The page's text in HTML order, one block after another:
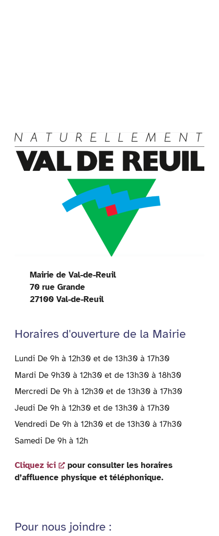
Mairie de Val-de-Reuil
70 rue Grande
27100 Val-de-Reuil
Horaires d'ouverture de la Mairie
Lundi De 9h à 12h30 et de 13h30 à 17h30
Mardi De 9h30 à 12h30 et de 13h30 à 18h30
Mercredi De 9h à 12h30 et de 13h30 à 17h30
Jeudi De 9h à 12h30 et de 13h30 à 17h30
Vendredi De 9h à 12h30 et de 13h30 à 17h30
Samedi De 9h à 12h
Cliquez ici
pour consulter les horaires
d’affluence physique et téléphonique.
Pour nous joindre :